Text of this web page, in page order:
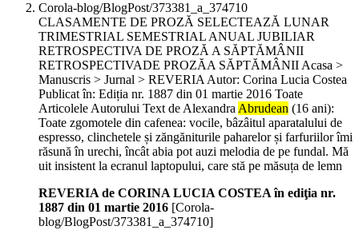
Corola-blog/BlogPost/373381_a_374710
CLASAMENTE DE PROZĂ SELECTEAZĂ LUNAR
TRIMESTRIAL SEMESTRIAL ANUAL JUBILIAR
RETROSPECTIVA DE PROZĂ A SĂPTĂMÂNII
RETROSPECTIVADE PROZĂA SĂPTĂMÂNII Acasa >
Manuscris > Jurnal > REVERIA Autor: Corina Lucia Costea
Publicat în: Ediția nr. 1887 din 01 martie 2016 Toate
Articolele Autorului Text de AlexandraAbrudean (16 ani):
Toate zgomotele din cafenea: vocile, bâzâitul aparatalului de
espresso, clinchetele și zăngăniturile paharelor și farfuriilor îmi
răsună în urechi, încât abia pot auzi melodia de pe fundal. Mă
uit insistent la ecranul laptopului, care stă pe măsuța de lemn
REVERIA de CORINA LUCIA COSTEA în ediţia nr.
1887 din 01 martie 2016 [Corola-
blog/BlogPost/373381_a_374710]